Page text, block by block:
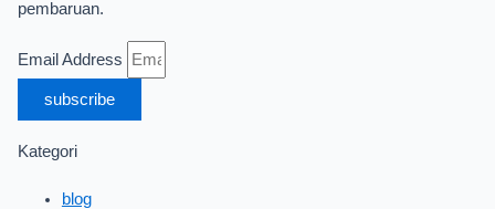
pembaruan.
Email Address
subscribe
Kategori
blog